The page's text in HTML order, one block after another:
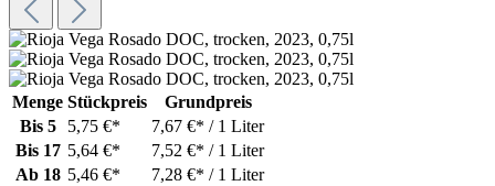
Menge Stückpreis
Grundpreis
Bis 5 5,75 €*
7,67 €* / 1 Liter
Bis 17 5,64 €*
7,52 €* / 1 Liter
Ab 18 5,46 €* 7,28 €* / 1 Liter